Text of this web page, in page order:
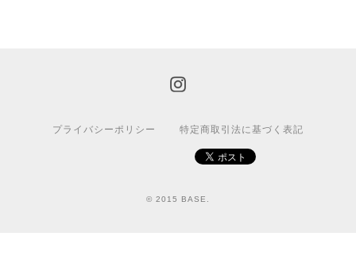
プライバシーポリシー 特定商取引法に基づく表記
© 2015 BASE.